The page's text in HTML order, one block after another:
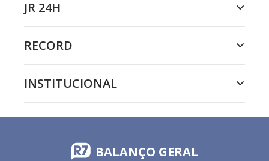
JR 24H
RECORD
INSTITUCIONAL
BALANÇO GERAL